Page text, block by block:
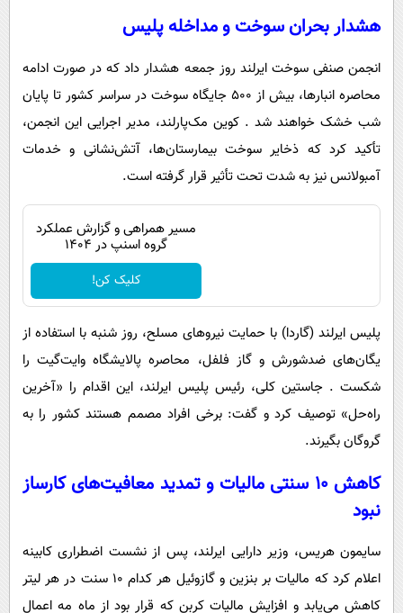
هشدار بحران سوخت و مداخله پلیس
انجمن صنفی سوخت ایرلند روز جمعه هشدار داد که در صورت ادامه
محاصره انبارها، بیش از 500 جایگاه سوخت در سراسر کشور تا پایان
شب خشک خواهند شد . کوین مک‌پارلند، مدیر اجرایی این انجمن،
تأکید کرد که ذخایر سوخت بیمارستان‌ها، آتش‌نشانی و خدمات
آمبولانس نیز به شدت تحت تأثیر قرار گرفته است.
مسیر همراهی و گزارش عملکرد
گروه اسنپ در ۱۴۰۴
کلیک کن!
پلیس ایرلند (گاردا) با حمایت نیروهای مسلح، روز شنبه با استفاده از
یگان‌های ضدشورش و گاز فلفل، محاصره پالایشگاه وایت‌گیت را
شکست . جاستین کلی، رئیس پلیس ایرلند، این اقدام را «آخرین
راه‌حل» توصیف کرد و گفت: برخی افراد مصمم هستند کشور را به
گروگان بگیرند.
کاهش 10 سنتی مالیات و تمدید معافیت‌های کارساز
نبود
سایمون هریس، وزیر دارایی ایرلند، پس از نشست اضطراری کابینه
اعلام کرد که مالیات بر بنزین و گازوئیل هر کدام 10 سنت در هر لیتر
کاهش می‌یابد و افزایش مالیات کربن که قرار بود از ماه مه اعمال